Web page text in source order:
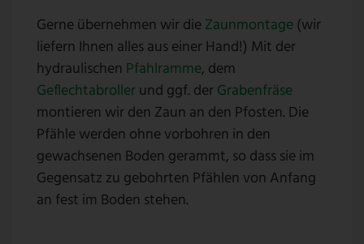
Gerne übernehmen wir die Zaunmontage(wir
liefern Ihnen alles aus einer Hand!) Mit der
hydraulischen Pfahlramme, dem
Geflechtabrollerund ggf. derGrabenfräse
montieren wir den Zaun an den Pfosten. Die
Pfähle werden ohne vorbohren in den
gewachsenen Boden gerammt, so dass sie im
Gegensatz zu gebohrten Pfählen von Anfang
an fest im Boden stehen.